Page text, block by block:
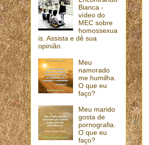
Bianca -
vídeo do
MEC sobre
homossexua
is. Assista e dê sua
opinião.
Meu
namorado
me humilha.
O que eu
faço?
Meu marido
gosta de
pornografia.
O que eu
faço?